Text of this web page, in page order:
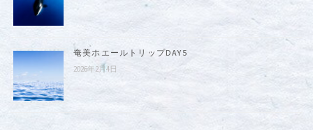
奄美ホエールトリップDAY5
2026年2月4日